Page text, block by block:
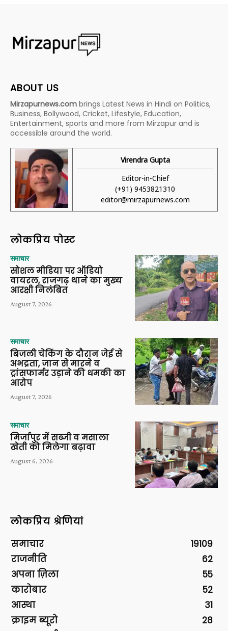
ABOUT US
Mirzapurnews.com brings Latest News in Hindi on Politics,
Business, Bollywood, Cricket, Lifestyle, Education,
Entertainment, sports and more from Mirzapur and is
accessible around the world.
Virendra Gupta
Editor-in-Chief
(+91) 9453821310
editor@mirzapurnews.com
लोकप्रिय पोस्ट
समाचार
सोशल मीडिया पर ऑडियो
वायरल, राजगढ़ थाने का मुख्य
आरक्षी निलंबित
August 7, 2026
समाचार
बिजली चेकिंग के दौरान जेई से
अभद्रता, जान से मारने व
ट्रांसफार्मर उड़ाने की धमकी का
आरोप
August 7, 2026
समाचार
मिर्जापुर में सब्जी व मसाला
खेती को मिलेगा बढ़ावा
August 6, 2026
लोकप्रिय श्रेणियां
समाचार
19109
राजनीति
62
अपना ज़िला
55
कारोबार
52
आस्था
31
क्राइम ब्यूरो
28